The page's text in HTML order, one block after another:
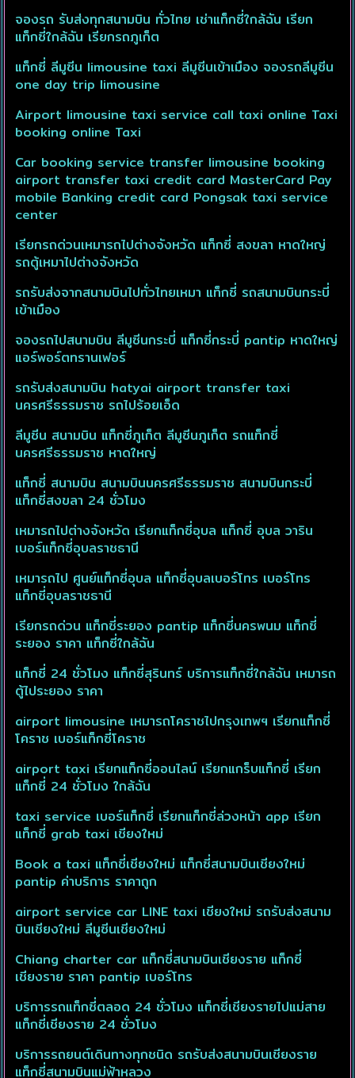
จองรถ รับส่งทุกสนามบิน ทั่วไทย เช่าแท็กซี่ใกล้ฉัน เรียก
แท็กซี่ใกล้ฉัน เรียกรถภูเก็ต
แท็กซี่ ลีมูซีน limousine taxi ลีมูซีนเข้าเมือง จองรถลีมูซีน
one day trip limousine
Airport limousine taxi service call taxi online Taxi
booking online Taxi
Car booking service transfer limousine booking
airport transfer taxi credit card MasterCard Pay
mobile Banking credit card Pongsak taxi service
center
เรียกรถด่วนเหมารถไปต่างจังหวัด แท็กซี่ สงขลา หาดใหญ่
รถตู้เหมาไปต่างจังหวัด
รถรับส่งจากสนามบินไปทั่วไทยเหมา แท็กซี่ รถสนามบินกระบี่
เข้าเมือง
จองรถไปสนามบิน ลีมูซีนกระบี่ แท็กซี่กระบี่ pantip หาดใหญ่
แอร์พอร์ตทรานเฟอร์
รถรับส่งสนามบิน hatyai airport transfer taxi
นครศรีธรรมราช รถไปร้อยเอ็ด
ลีมูซีน สนามบิน แท็กซี่ภูเก็ต ลีมูซีนภูเก็ต รถแท็กซี่
นครศรีธรรมราช หาดใหญ่
แท็กซี่ สนามบิน สนามบินนครศรีธรรมราช สนามบินกระบี่
แท็กซี่สงขลา 24 ชั่วโมง
เหมารถไปต่างจังหวัด เรียกแท็กซี่อุบล แท็กซี่ อุบล วาริน
เบอร์แท็กซี่อุบลราชธานี
เหมารถไป ศูนย์แท็กซี่อุบล แท็กซี่อุบลเบอร์โทร เบอร์โทร
แท็กซี่อุบลราชธานี
เรียกรถด่วน แท็กซี่ระยอง pantip แท็กซี่นครพนม แท็กซี่
ระยอง ราคา แท็กซี่ใกล้ฉัน
แท็กซี่ 24 ชั่วโมง แท็กซี่สุรินทร์ บริการแท็กซี่ใกล้ฉัน เหมารถ
ตู้ไประยอง ราคา
airport limousine เหมารถโคราชไปกรุงเทพฯ เรียกแท็กซี่
โคราช เบอร์แท็กซี่โคราช
airport taxi เรียกแท็กซี่ออนไลน์ เรียกแกร็บแท็กซี่ เรียก
แท็กซี่ 24 ชั่วโมง ใกล้ฉัน
taxi service เบอร์แท็กซี่ เรียกแท็กซี่ล่วงหน้า app เรียก
แท็กซี่ grab taxi เชียงใหม่
Book a taxi แท็กซี่เชียงใหม่ แท็กซี่สนามบินเชียงใหม่
pantip ค่าบริการ ราคาถูก
airport service car LINE taxi เชียงใหม่ รถรับส่งสนาม
บินเชียงใหม่ ลีมูซีนเชียงใหม่
Chiang charter car แท็กซี่สนามบินเชียงราย แท็กซี่
เชียงราย ราคา pantip เบอร์โทร
บริการรถแท็กซี่ตลอด 24 ชั่วโมง แท็กซี่เชียงรายไปแม่สาย
แท็กซี่เชียงราย 24 ชั่วโมง
บริการรถยนต์เดินทางทุกชนิด รถรับส่งสนามบินเชียงราย
แท็กซี่สนามบินแม่ฟ้าหลวง